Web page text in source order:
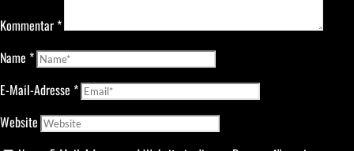
Kommentar*
Name *
E-Mail-Adresse *
Website